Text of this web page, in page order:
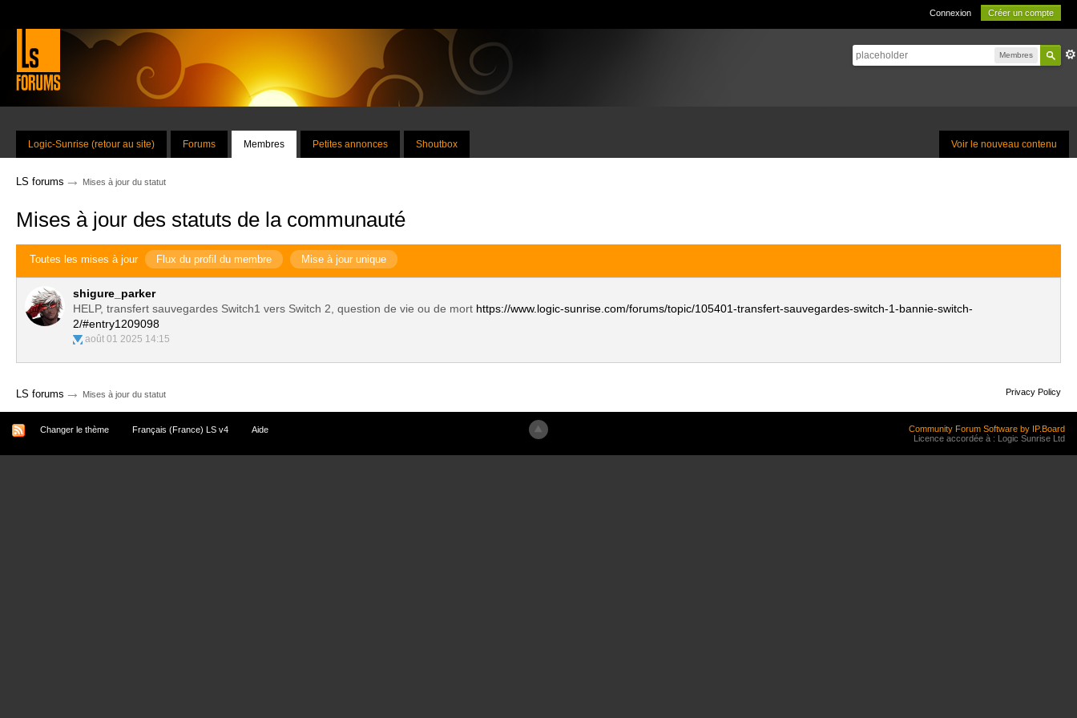
Connexion Créer un compte
Membres
Voir le nouveau contenu
Logic-Sunrise (retour au site) Forums Membres Petites annonces Shoutbox
LS forums → Mises à jour du statut
Mises à jour des statuts de la communauté
Toutes les mises à jour Flux du profil du membre Mise à jour unique
shigure_parker
HELP, transfert sauvegardes Switch1 vers Switch 2, question de vie ou de mort https://www.logic-sunrise.com/forums/topic/105401-transfert-sauvegardes-switch-1-bannie-switch-
2/#entry1209098
août 01 2025 14:15
LS forums → Mises à jour du statut Privacy Policy
Changer le thème Français (France) LS v4 Aide
Community Forum Software by IP.Board
Licence accordée à : Logic Sunrise Ltd